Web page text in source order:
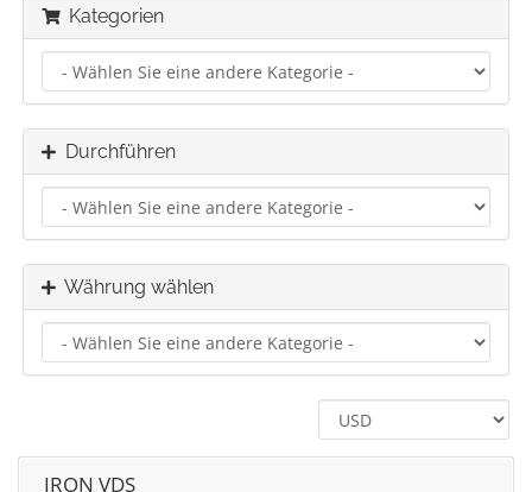
Kategorien
Durchführen
Währung wählen
IRON VDS